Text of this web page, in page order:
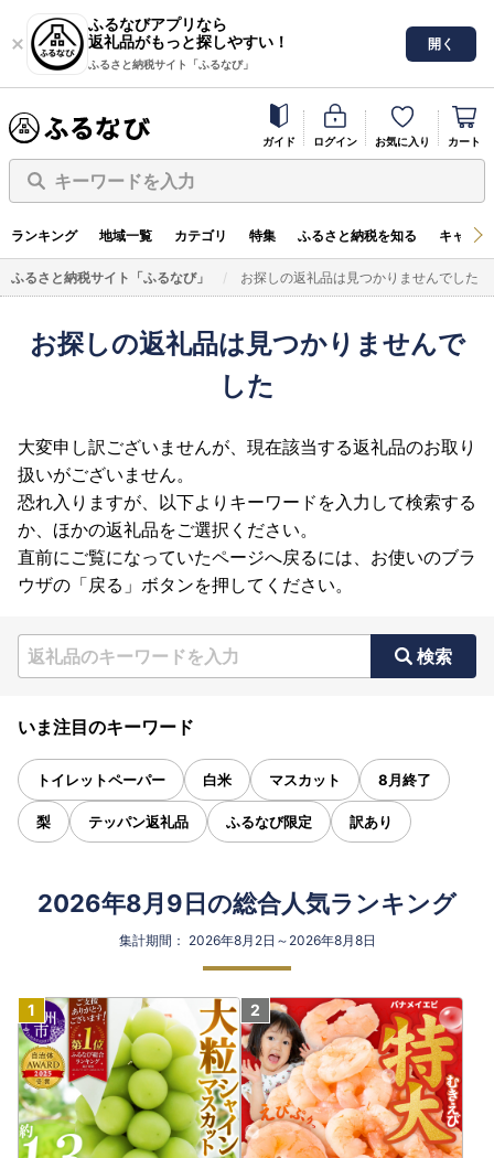
ふるなびアプリなら
返礼品がもっと探しやすい！
ふるさと納税サイト「ふるなび」
開く
ガイド ログイン お気に入り カート
キーワードを入力
ランキング 地域一覧 カテゴリ 特集 ふるさと納税を知る キャン
ふるさと納税サイト「ふるなび」 お探しの返礼品は見つかりませんでした
お探しの返礼品は見つかりませんで
した
大変申し訳ございませんが、現在該当する返礼品のお取り
扱いがございません。
恐れ入りますが、以下よりキーワードを入力して検索する
か、ほかの返礼品をご選択ください。
直前にご覧になっていたページへ戻るには、お使いのブラ
ウザの「戻る」ボタンを押してください。
検索
いま注目のキーワード
トイレットペーパー 白米 マスカット 8月終了
梨 テッパン返礼品 ふるなび限定 訳あり
2026年8月9日の総合人気ランキング
集計期間： 2026年8月2日～2026年8月8日